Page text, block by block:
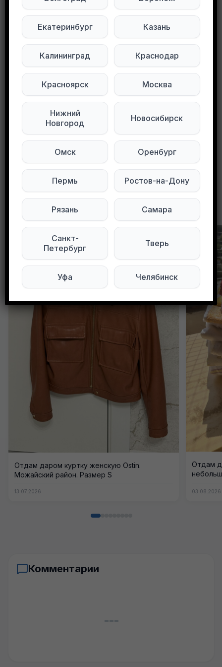
Клетка вымыта ,в добавок отдам
дополнительную поилку.Забирать от станции
метро Пролетарская от подъезда
Подписывайтесь на нас в социальных
сетях:
Мы в Max Мы в Telegram
Мы в ВКонтакте
126 просмотров
Другие объявления в этом городе
Отдам даром куртку женскую Ostin.
Можайский район. Размер S
13.07.2026
Отдам
03.08.2026
Комментарии
Екатеринбург Казань
Калининград Краснодар
Красноярск Москва
Нижний
Новгород
Новосибирск
Омск Оренбург
Пермь Ростов-на-Дону
Рязань Самара
Санкт-
Петербург
Тверь
Уфа Челябинск